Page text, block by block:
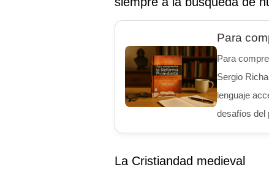
Para
Para
Sergio
lenguaje
desafíos del
La Cristiandad medieval